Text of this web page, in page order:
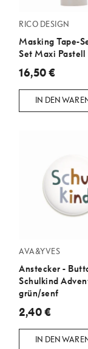
RICO DESIGN
Masking Tape-
Set Maxi Pastell
16,50 €
IN DEN
AVA&YVES
Anstecker -
Schulkind
grün/senf
2,40 €
IN DEN